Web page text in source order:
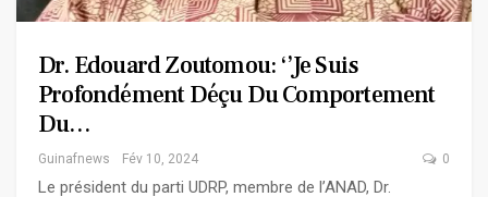
Dr. Edouard Zoutomou: ‘’Je Suis
Profondément Déçu Du Comportement
Du…
Guinafnews Fév 10, 2024 0
Le président du parti UDRP, membre de l’ANAD, Dr.